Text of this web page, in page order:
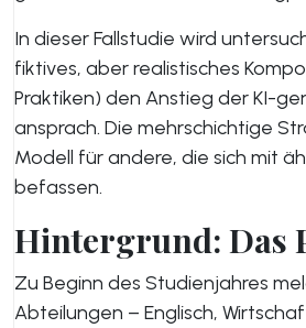
In dieser Fallstudie wird
fiktives, aber realistisches
Praktiken) den Anstieg der KI-
ansprach. Die mehrschichtige
Modell für andere, die sich mit
befassen.
Hintergrund: Das
Zu Beginn des Studienjahres
Abteilungen – Englisch,